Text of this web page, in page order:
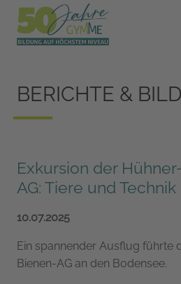
BERICHTE &
Exkursion der
AG: Tiere und Technik
10.07.2025
Ein spannender Ausflug führte
Bienen-AG an den Bodensee.